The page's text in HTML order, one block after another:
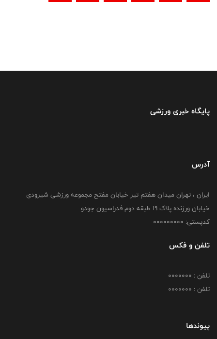
پایگاه خبری ورزشی
آدرس
ایران ، تهران میدان هفتم تیر خیابان مفتح مجموعه ورزشی شیرودی
خیابان ورزنده پلاک ۱۹ طبقه دوم فدراسیون جودو
کدپستی: 000000000
تلفن و فکس
تلفن : 0000000
تلفن : 0000000
پیوندها